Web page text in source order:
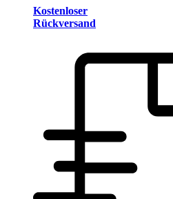
Kostenloser
Rückversand